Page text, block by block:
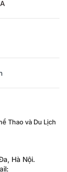
Thao và Du Lịch
Hà Nội.